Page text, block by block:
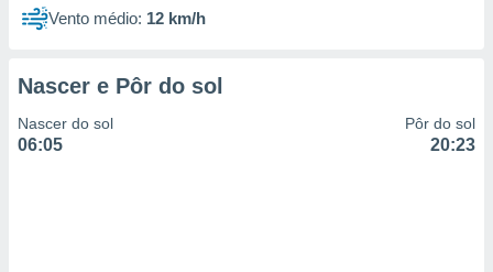
Vento médio: 12 km/h
Nascer e Pôr do sol
Nascer do sol
06:05
Pôr do sol
20:23